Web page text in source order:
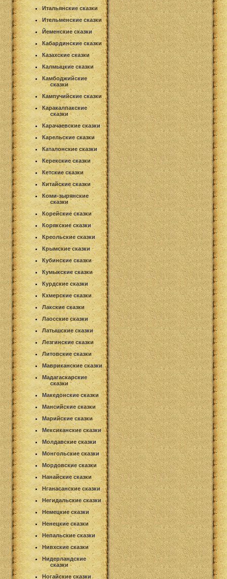
Итальянские сказки
Ительменские сказки
Йеменские сказки
Кабардинские сказки
Казахские сказки
Калмыцкие сказки
Камбоджийские
сказки
Кампучийские сказки
Каракалпакские
сказки
Карачаевские сказки
Карельские сказки
Каталонские сказки
Керекские сказки
Кетские сказки
Китайские сказки
Коми-зырянские
сказки
Корейские сказки
Корякские сказки
Креольские сказки
Крымские сказки
Кубинские сказки
Кумыкские сказки
Курдские сказки
Кхмерские сказки
Лакские сказки
Лаосские сказки
Латышские сказки
Лезгинские сказки
Литовские сказки
Мавриканские сказки
Мадагаскарские
сказки
Македонские сказки
Мансийские сказки
Марийские сказки
Мексиканские сказки
Молдавские сказки
Монгольские сказки
Мордовские сказки
Нанайские сказки
Нганасанские сказки
Негидальские сказки
Немецкие сказки
Ненецкие сказки
Непальские сказки
Нивхские сказки
Нидерландские
сказки
Ногайские сказки